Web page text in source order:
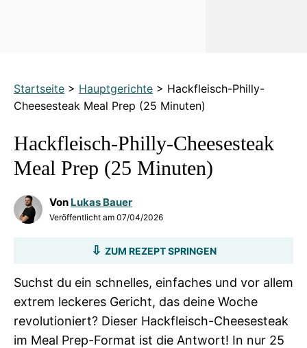
Startseite > Hauptgerichte > Hackfleisch-Philly-
Cheesesteak Meal Prep (25 Minuten)
Hackfleisch-Philly-Cheesesteak
Meal Prep (25 Minuten)
Von Lukas Bauer
Veröffentlicht am 07/04/2026
ZUM REZEPT SPRINGEN
Suchst du ein schnelles, einfaches und vor allem
extrem leckeres Gericht, das deine Woche
revolutioniert? Dieser Hackfleisch-Cheesesteak
im Meal Prep-Format ist die Antwort! In nur 25